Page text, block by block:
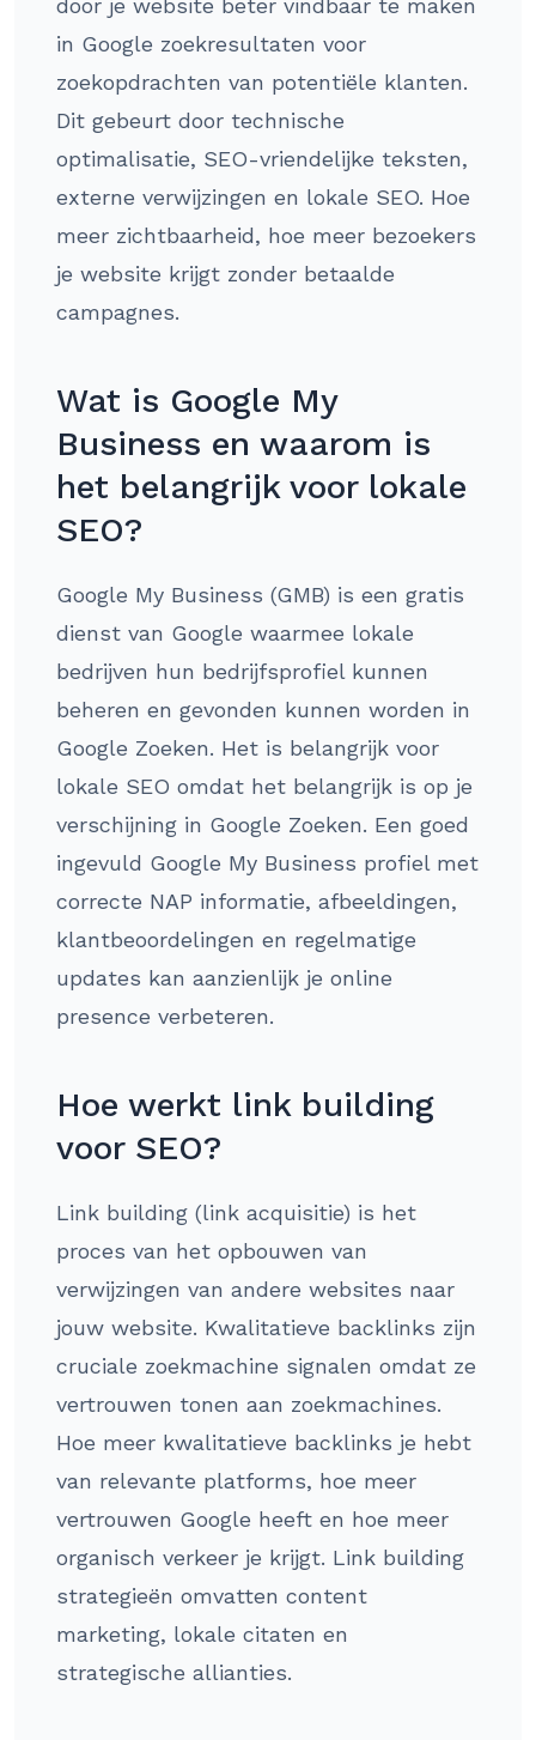
door je website beter vindbaar te maken
in Google zoekresultaten voor
zoekopdrachten van potentiële klanten.
Dit gebeurt door technische
optimalisatie, SEO-vriendelijke teksten,
externe verwijzingen en lokale SEO. Hoe
meer zichtbaarheid, hoe meer bezoekers
je website krijgt zonder betaalde
campagnes.
Wat is Google My
Business en waarom is
het belangrijk voor lokale
SEO?
Google My Business (GMB) is een gratis
dienst van Google waarmee lokale
bedrijven hun bedrijfsprofiel kunnen
beheren en gevonden kunnen worden in
Google Zoeken. Het is belangrijk voor
lokale SEO omdat het belangrijk is op je
verschijning in Google Zoeken. Een goed
ingevuld Google My Business profiel met
correcte NAP informatie, afbeeldingen,
klantbeoordelingen en regelmatige
updates kan aanzienlijk je online
presence verbeteren.
Hoe werkt link building
voor SEO?
Link building (link acquisitie) is het
proces van het opbouwen van
verwijzingen van andere websites naar
jouw website. Kwalitatieve backlinks zijn
cruciale zoekmachine signalen omdat ze
vertrouwen tonen aan zoekmachines.
Hoe meer kwalitatieve backlinks je hebt
van relevante platforms, hoe meer
vertrouwen Google heeft en hoe meer
organisch verkeer je krijgt. Link building
strategieën omvatten content
marketing, lokale citaten en
strategische allianties.